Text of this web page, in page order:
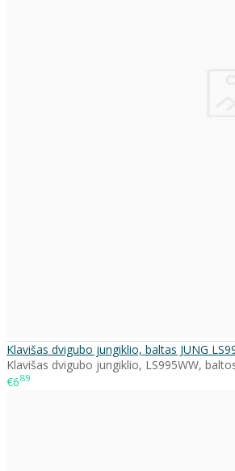
Klavišas dvigubo jungiklio, baltas JUNG
Klavišas dvigubo jungiklio, LS995WW,
€689